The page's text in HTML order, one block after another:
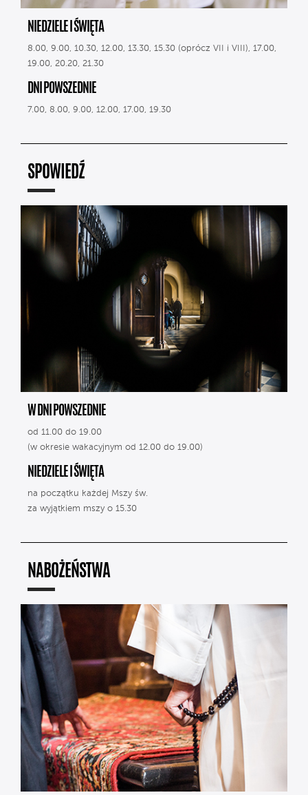
NIEDZIELE I ŚWIĘTA
8.00, 9.00, 10.30, 12.00, 13.30, 15.30 (oprócz VII i VIII), 17.00,
19.00, 20.20, 21.30
DNI POWSZEDNIE
7.00, 8.00, 9.00, 12.00, 17.00, 19.30
SPOWIEDŹ
W DNI POWSZEDNIE
od 11.00 do 19.00
(w okresie wakacyjnym od 12.00 do 19.00)
NIEDZIELE I ŚWIĘTA
na początku każdej Mszy św.
za wyjątkiem mszy o 15.30
NABOŻEŃSTWA